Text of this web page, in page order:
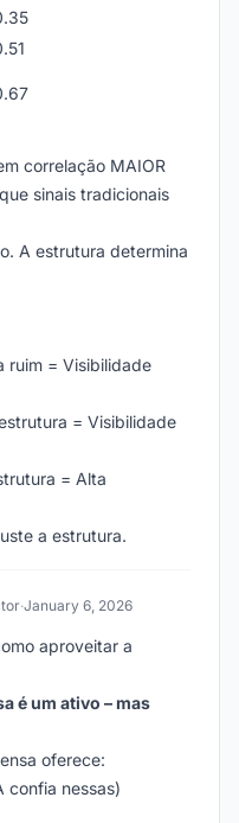
correlação MAIOR
sinais tradicionais
A estrutura determina
ruim = Visibilidade
= Visibilidade
= Alta
a estrutura.
·January 6, 2026
aproveitar a
é um ativo – mas
oferece:
confia nessas)